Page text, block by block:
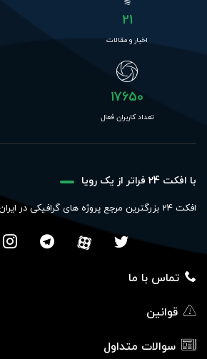
21
اخبار و مقالات
17650
تعداد کاربران فعال
با افکت 24 فراتر از یک رویا
افکت 24 بزرگترین مرجع پروژه های گرافیکی در ایران
تماس با ما
قوانین
سوالات متداول